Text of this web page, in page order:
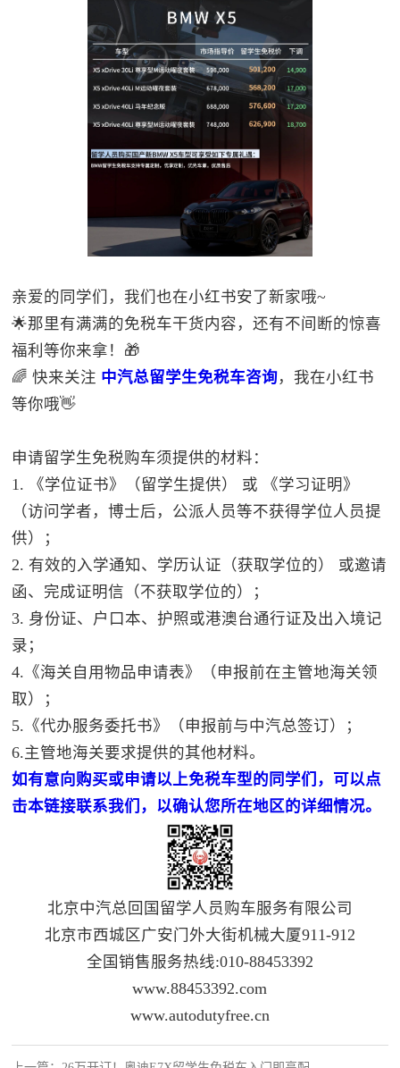
亲爱的同学们，我们也在小红书安了新家哦~
🌟那里有满满的免税车干货内容，还有不间断的惊喜
福利等你来拿！🎁
🌈 快来关注 中汽总留学生免税车咨询，我在小红书
等你哦👋
申请留学生免税购车须提供的材料：
1. 《学位证书》（留学生提供） 或 《学习证明》
（访问学者，博士后，公派人员等不获得学位人员提
供）；
2. 有效的入学通知、学历认证（获取学位的） 或邀请
函、完成证明信（不获取学位的）；
3. 身份证、户口本、护照或港澳台通行证及出入境记
录；
4.《海关自用物品申请表》（申报前在主管地海关领
取）；
5.《代办服务委托书》（申报前与中汽总签订）；
6.主管地海关要求提供的其他材料。
如有意向购买或申请以上免税车型的同学们，可以点
击本链接联系我们，以确认您所在地区的详细情况。
北京中汽总回国留学人员购车服务有限公司
北京市西城区广安门外大街机械大厦911-912
全国销售服务热线:010-88453392
www.88453392.com
www.autodutyfree.cn